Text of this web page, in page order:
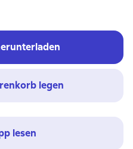
legen
lesen